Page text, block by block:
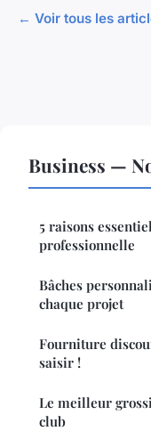
← Voir tous les
Business —
5 raisons
professionnelle
Bâches
chaque projet
Fourniture
saisir !
Le meilleur
club